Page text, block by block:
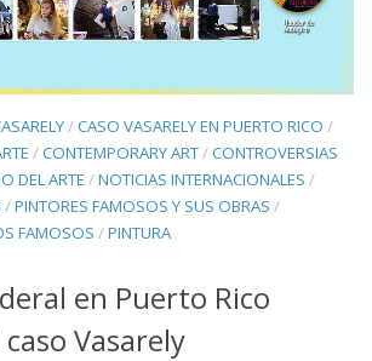
/CASO VASARELY EN PUERTO RICO /
/CONTEMPORARY ART/CONTROVERSIAS
DEL ARTE /NOTICIAS INTERNACIONALES /
/PINTORES FAMOSOS Y SUS OBRAS /
FAMOSOS /PINTURA
en Puerto Rico
Vasarely